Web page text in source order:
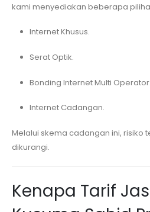
kami menyediakan beberapa
Internet Khusus.
Serat Optik.
Bonding Internet Multi Operator.
Internet Cadangan.
Melalui skema cadangan ini, risiko
dikurangi.
Kenapa Tarif